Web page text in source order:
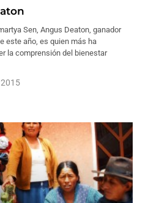
Sen, Angus Deaton, ganador
este año, es quien más ha
la comprensión del bienestar